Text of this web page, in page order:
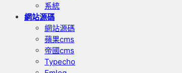
系統
網站源碼
網站源碼
蘋果cms
帝國cms
Typecho